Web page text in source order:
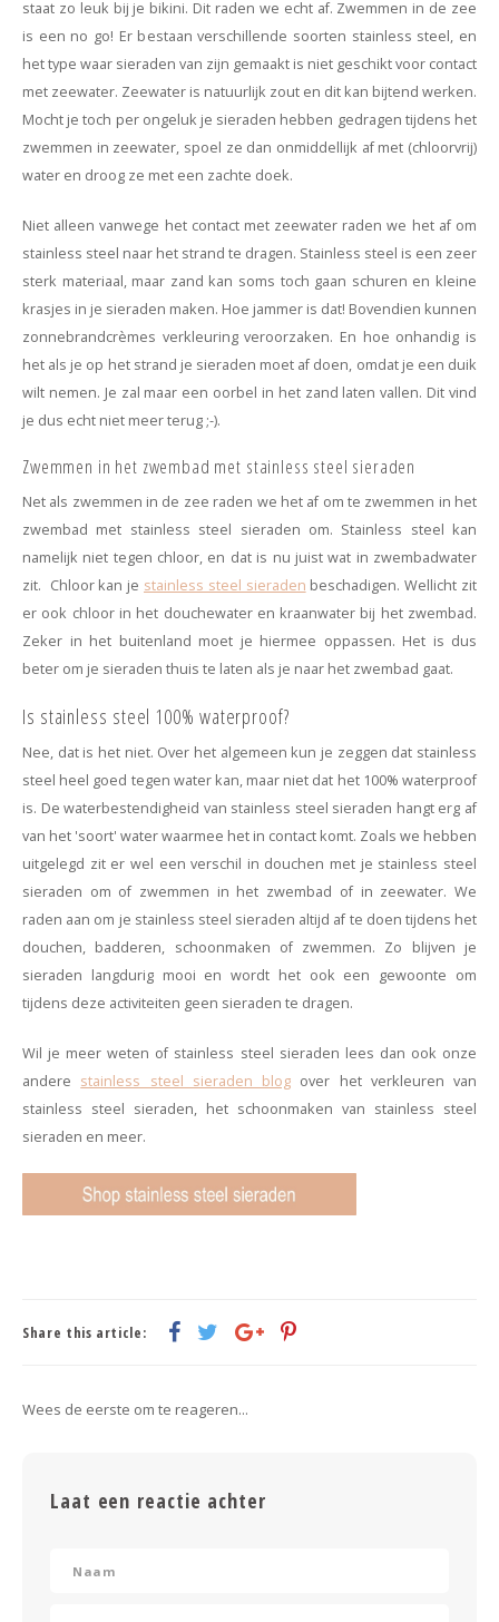
staat zo leuk bij je bikini. Dit raden we echt af. Zwemmen in de zee
is een no go! Er bestaan verschillende soorten stainless steel, en
het type waar sieraden van zijn gemaakt is niet geschikt voor contact
met zeewater. Zeewater is natuurlijk zout en dit kan bijtend werken.
Mocht je toch per ongeluk je sieraden hebben gedragen tijdens het
zwemmen in zeewater, spoel ze dan onmiddellijk af met (chloorvrij)
water en droog ze met een zachte doek.
Niet alleen vanwege het contact met zeewater raden we het af om
stainless steel naar het strand te dragen. Stainless steel is een zeer
sterk materiaal, maar zand kan soms toch gaan schuren en kleine
krasjes in je sieraden maken. Hoe jammer is dat! Bovendien kunnen
zonnebrandcrèmes verkleuring veroorzaken. En hoe onhandig is
het als je op het strand je sieraden moet af doen, omdat je een duik
wilt nemen. Je zal maar een oorbel in het zand laten vallen. Dit vind
je dus echt niet meer terug ;-).
Zwemmen in het zwembad met stainless steel sieraden
Net als zwemmen in de zee raden we het af om te zwemmen in het
zwembad met stainless steel sieraden om. Stainless steel kan
namelijk niet tegen chloor, en dat is nu juist wat in zwembadwater
zit. Chloor kan je stainless steel sieraden beschadigen. Wellicht zit
er ook chloor in het douchewater en kraanwater bij het zwembad.
Zeker in het buitenland moet je hiermee oppassen. Het is dus
beter om je sieraden thuis te laten als je naar het zwembad gaat.
Is stainless steel 100% waterproof?
Nee, dat is het niet. Over het algemeen kun je zeggen dat stainless
steel heel goed tegen water kan, maar niet dat het 100% waterproof
is. De waterbestendigheid van stainless steel sieraden hangt erg af
van het 'soort' water waarmee het in contact komt. Zoals we hebben
uitgelegd zit er wel een verschil in douchen met je stainless steel
sieraden om of zwemmen in het zwembad of in zeewater. We
raden aan om je stainless steel sieraden altijd af te doen tijdens het
douchen, badderen, schoonmaken of zwemmen. Zo blijven je
sieraden langdurig mooi en wordt het ook een gewoonte om
tijdens deze activiteiten geen sieraden te dragen.
Wil je meer weten of stainless steel sieraden lees dan ook onze
andere stainless steel sieraden blog over het verkleuren van
stainless steel sieraden, het schoonmaken van stainless steel
sieraden en meer.
Share this article:
Wees de eerste om te reageren...
Laat een reactie achter